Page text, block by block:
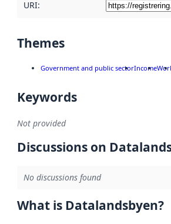
URI:
Themes
Government and public sectorIncome
Keywords
Not provided
Discussions on
No discussions found
What is Datalandsbyen?